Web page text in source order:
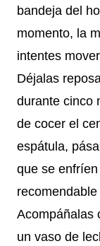
bandeja del
momento, la
intentes
Déjalas
durante cinco
de cocer el
espátula,
que se
Acompáñalas
un vaso de